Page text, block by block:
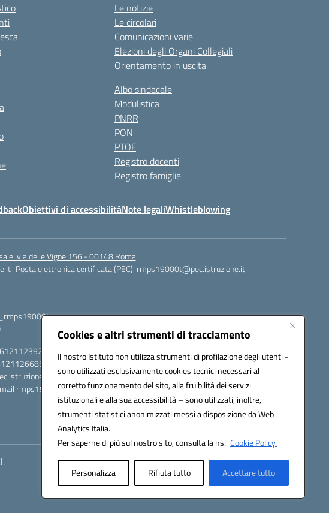
Cookies e altri strumenti di tracciamento
Il nostro Istituto non utilizza strumenti di profilazione degli utenti -
sono utilizzati esclusivamente cookies tecnici necessari al
corretto funzionamento del sito, alla fruibilità dei servizi
istituzionali e alla sua accessibilità – sono utilizzati, inoltre,
strumenti statistici anonimizzati messi a disposizione da Web
Analytics Italia.
Per saperne di più sul nostro sito, consulta la ns. Cookie Policy.
Personalizza Rifiuta tutto Accettare tutto
Le notizie
Le circolari
Comunicazioni varie
Elezioni degli Organi Collegiali
Orientamento in uscita
Albo sindacale
Modulistica
PNRR
PON
PTOF
Registro docenti
Registro famiglie
Obiettivi di accessibilitàNote legaliWhistleblowing
via delle Vigne 156 - 00148 Roma
Posta elettronica certificata (PEC): rmps19000t@pec.istruzione.it
86
rmps19000t@istruzione.it